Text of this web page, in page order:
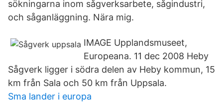
sökningarna inom sågverksarbete, sågindustri,
och såganläggning. Nära mig.
IMAGE Upplandsmuseet,
Europeana. 11 dec 2008 Heby
Sågverk ligger i södra delen av Heby kommun, 15
km från Sala och 50 km från Uppsala.
Sma lander i europa